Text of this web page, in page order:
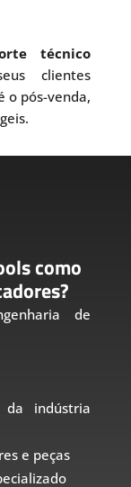
técnico
clientes
o pós-venda,
como
de
da indústria
e peças